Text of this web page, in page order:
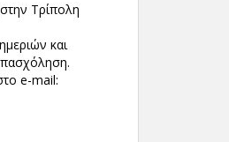
Τρίπολη
και
e-mail: